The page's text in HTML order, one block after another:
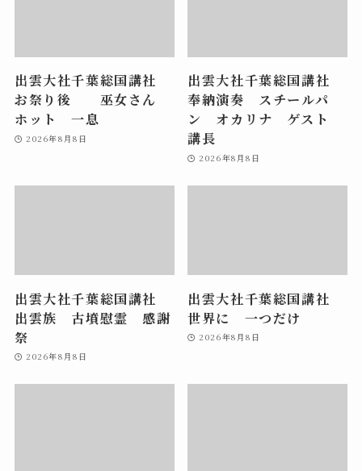
出雲大社千葉総国講社
お祭り後 巫女さん
ホット 一息
2026年8月8日
出雲大社千葉総国講社
奉納演奏 スチールパ
ン オカリナ ゲスト
講長
2026年8月8日
出雲大社千葉総国講社
出雲族 古墳慰霊 感謝
祭
2026年8月8日
出雲大社千葉総国講社
世界に 一つだけ
2026年8月8日